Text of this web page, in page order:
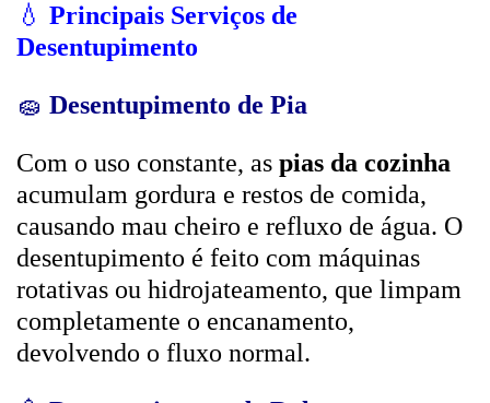
💧 Principais Serviços de
Desentupimento
🧽 Desentupimento de Pia
Com o uso constante, as pias da cozinha
acumulam gordura e restos de comida,
causando mau cheiro e refluxo de água. O
desentupimento é feito com máquinas
rotativas ou hidrojateamento, que limpam
completamente o encanamento,
devolvendo o fluxo normal.